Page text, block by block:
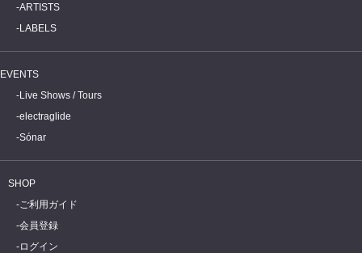
ARTISTS
LABELS
EVENTS
Live Shows / Tours
electraglide
Sónar
SHOP
ご利用ガイド
会員登録
ログイン